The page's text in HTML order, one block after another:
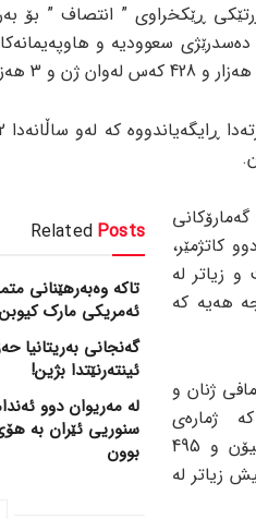
ڕێکخراوی ” انتصاف ” بۆ
Related Posts
تاکە وەبەرهێنانی
ئەمریکی مارک کیوبن
گەنجانی بەریتانیا
ئینتەرنێتدا بژین!
لە مەریوان دوو
سنوریی ئێران بە
بوون
کاتژمێر،
زیاتر لە
هەیە کە
ژنان و
ژمارەی
ئاوارەکانی یەمەن گەیشتووەتە 4 ملیۆن و 495
زیاتر لە